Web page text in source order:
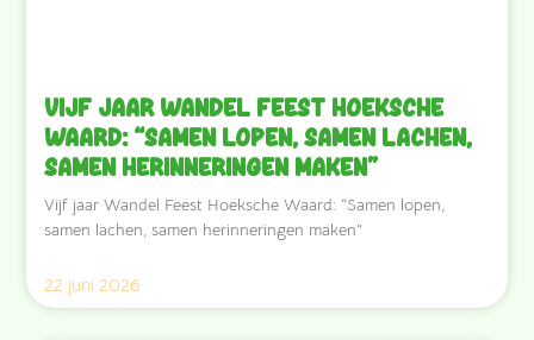
Vijf jaar Wandel Feest Hoeksche
Waard: “Samen lopen, samen lachen,
samen herinneringen maken”
Vijf jaar Wandel Feest Hoeksche Waard: “Samen lopen,
samen lachen, samen herinneringen maken”
22 juni 2026